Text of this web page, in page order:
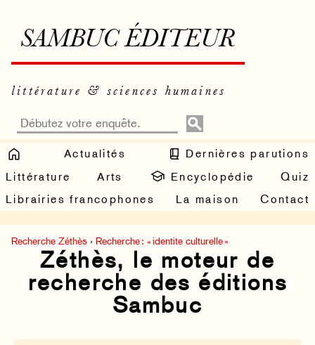
SAMBUC ÉDITEUR
littérature & sciences humaines
Actualités
Dernières parutions
Littérature
Arts Encyclopédie
Quiz
Librairies francophones
La maison Contact
Recherche Zéthès › Recherche : « identite culturelle »
Zéthès, le moteur de
recherche des éditions
Sambuc